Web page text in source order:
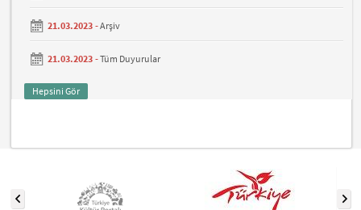
21.03.2023 -Arşiv
21.03.2023 -Tüm Duyurular
Hepsini Gör